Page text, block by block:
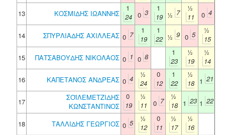
13 ΚΟΣΜΙΔΗΣ ΙΩΑΝΝΗΣ
1
24 0 3
1
19 ½ 7
½
11
0 4
14 ΣΠΥΡΛΙΑΔΗΣ ΑΧΙΛΛΕΑΣ 0 7
1
19
1
22 ½ 9 0 5
½
15
15
ΠΑΤΣΑΒΟΥΔΗΣ ΝΙΚΟΛΑΟΣ 0 1 0 8
1
23
½
19
½
14
16
ΚΑΠΕΤΑΝΟΣ ΑΝΔΡΕΑΣ 0 4
½
24
0
12
1
22
½
18
1 21
17
ΣΟΪΛΕΜΕΤΖΙΔΗΣ
ΚΩΝΣΤΑΝΤΙΝΟΣ
0
19
½
11
0 7
½
18 1 23 1 22
18 ΤΑΛΛΙΔΗΣ ΓΕΩΡΓΙΟΣ 0 5
½
12
0
11
½
17
½
16